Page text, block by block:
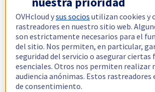
OVHcloud ysus socios utilizan cookies y
rastreadores en nuestro sitio web.
son estrictamente necesarios para el
del sitio. Nos permiten, en particular,
seguridad del servicio o asegurar ciertas
esenciales. Otros nos permiten realizar
audiencia anónimas. Estos rastreadores
de consentimiento.